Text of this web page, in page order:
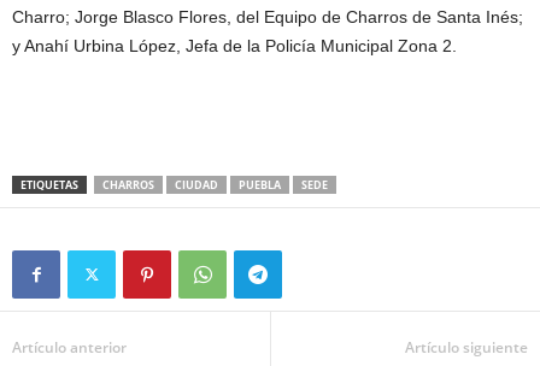
Charro; Jorge Blasco Flores, del Equipo de Charros de Santa Inés;
y Anahí Urbina López, Jefa de la Policía Municipal Zona 2.
ETIQUETAS CHARROS CIUDAD PUEBLA SEDE
Artículo anterior Artículo siguiente